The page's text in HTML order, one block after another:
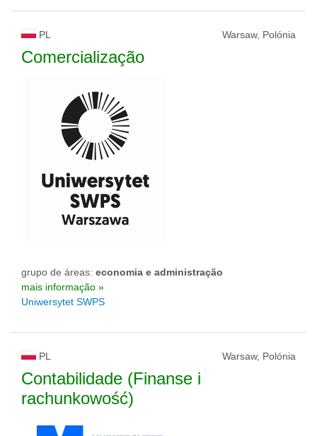
PL Warsaw, Polónia
Comercialização
grupo de áreas: economia e administração
mais informação »
Uniwersytet SWPS
PL Warsaw, Polónia
Contabilidade (Finanse i
rachunkowość)